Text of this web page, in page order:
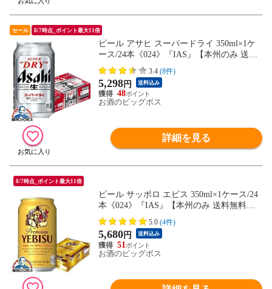
セール 8/7時点_ポイント最大11倍
ビール アサヒ スーパードライ 350ml×1ケ
ース/24本《024》『IAS』【本州のみ 送料
無料】
3.4 (8件)
5,298円 送料込み
48
お酒のビッグボス
詳細を見る
8/7時点_ポイント最大11倍
ビール サッポロ エビス 350ml×1ケース/24
本《024》『IAS』【本州のみ 送料無料】
ヱビス
5.0 (4件)
5,680円 送料込み
51
お酒のビッグボス